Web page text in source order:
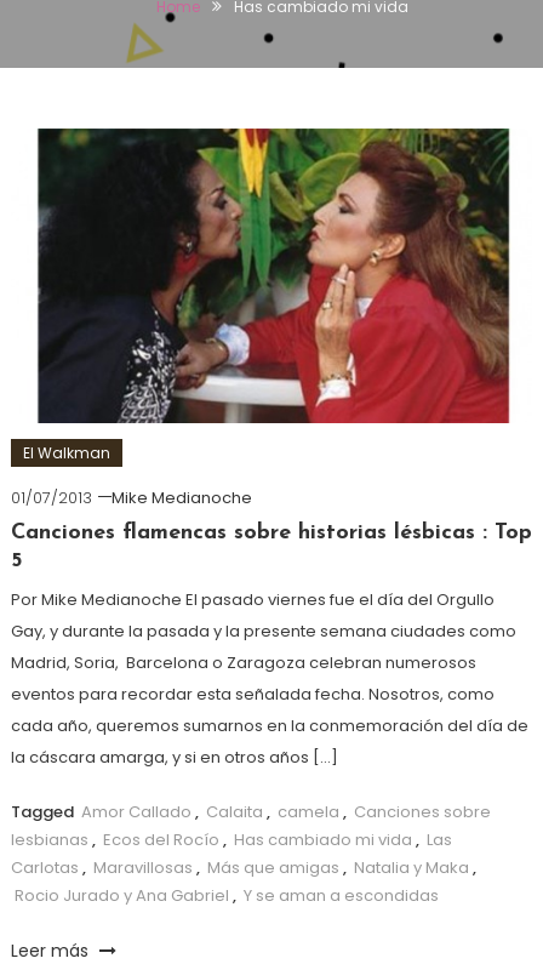
Home Has cambiado mi vida
El Walkman
01/07/2013
Mike Medianoche
Canciones flamencas sobre historias lésbicas : Top
5
Por Mike Medianoche El pasado viernes fue el día del Orgullo
Gay, y durante la pasada y la presente semana ciudades como
Madrid, Soria, Barcelona o Zaragoza celebran numerosos
eventos para recordar esta señalada fecha. Nosotros, como
cada año, queremos sumarnos en la conmemoración del día de
la cáscara amarga, y si en otros años […]
Tagged Amor Callado , Calaita , camela , Canciones sobre
lesbianas , Ecos del Rocío , Has cambiado mi vida , Las
Carlotas , Maravillosas , Más que amigas , Natalia y Maka ,
Rocio Jurado y Ana Gabriel , Y se aman a escondidas
Leer más